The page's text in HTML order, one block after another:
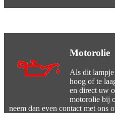
Motorolie
Als dit
hoog of te
en direct uw
motorolie bij
neem dan even contact met ons